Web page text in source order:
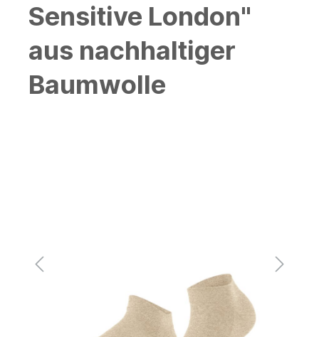
Sensitive London"
aus nachhaltiger
Baumwolle